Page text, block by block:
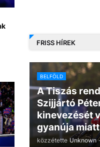
FRISS HÍREK
BELFÖLD
A Tiszás
Szijjártó
kinevezését
gyanúja miatt
közzétette Unknown